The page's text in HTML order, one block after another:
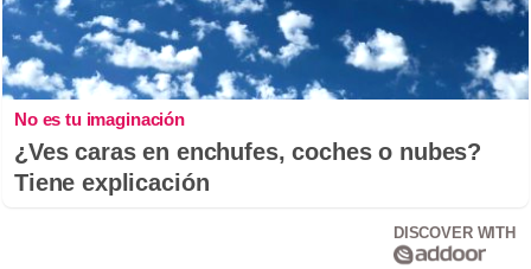
No es tu imaginación
¿Ves caras en enchufes, coches o nubes?
Tiene explicación
DISCOVER WITH